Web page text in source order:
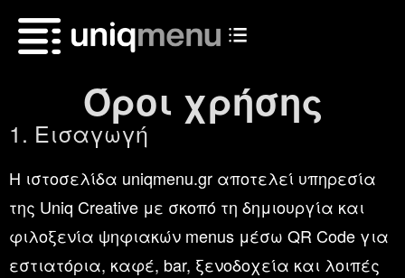
Όροι χρήσης
1. Εισαγωγή
Η ιστοσελίδα uniqmenu.gr αποτελεί υπηρεσία
της Uniq Creative με σκοπό τη δημιουργία και
φιλοξενία ψηφιακών menus μέσω QR Code για
εστιατόρια, καφέ, bar, ξενοδοχεία και λοιπές